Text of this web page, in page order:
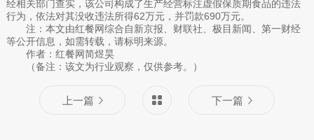
经相关部门查实，该公司构成了生产经营标注虚假保质期食品的违法
行为，依法对其没收违法所得62万元，并罚款690万元。
注：本文由红餐网综合自新京报、财联社、极目新闻、第一财经
等公开信息，如需转载，请标明来源。
作者：红餐网简煜昊
（备注：该文为行业观察，仅供参考。）
上一篇 下一篇